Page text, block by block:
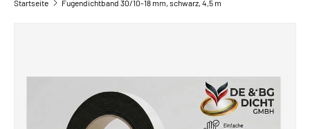
Startseite Fugendichtband 30/10-18 mm, schwarz, 4,5 m